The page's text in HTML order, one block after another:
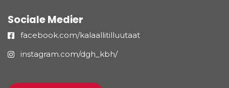
Sociale Medier
facebook.com/kalaallitilluutaat
instagram.com/dgh_kbh/